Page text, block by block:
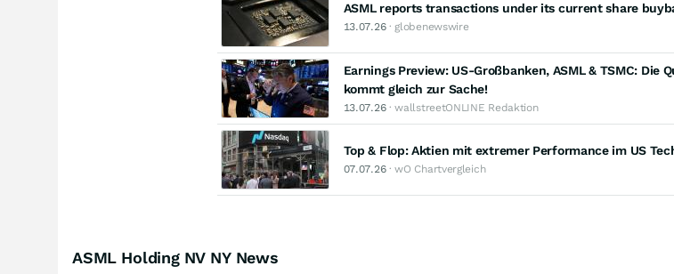
ASML reports transactions under its current share
13.07.26· globenewswire
Earnings Preview: US-Großbanken, ASML & TSMC: Die
kommt gleich zur Sache!
13.07.26· wallstreetONLINE Redaktion
Top & Flop: Aktien mit extremer Performance im US
07.07.26· wO Chartvergleich
ASML Holding NV NY News